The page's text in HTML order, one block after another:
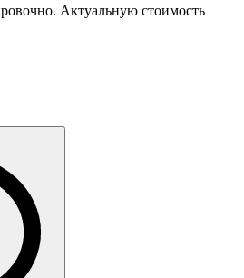
Актуальную стоимость